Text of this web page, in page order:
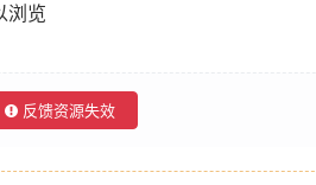
浏览
反馈资源失效